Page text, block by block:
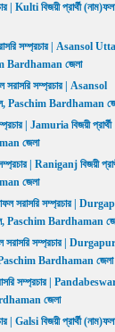
| Kulti বিজয়ী প্রার্থী
সম্প্রচার | Asansol
Bardhaman জেলা
সম্প্রচার | Asansol
Paschim Bardhaman
| Jamuria বিজয়ী প্রার্থী
জেলা
| Raniganj বিজয়ী
জেলা
সরাসরি সম্প্রচার |
Paschim Bardhaman
সম্প্রচার | Durgapur
Paschim Bardhaman জেলা
সম্প্রচার | Pandabeswar
জেলা
| Galsi বিজয়ী প্রার্থী